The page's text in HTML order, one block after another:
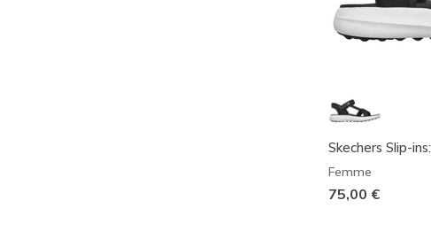
Skechers Slip-
Femme
75,00 €